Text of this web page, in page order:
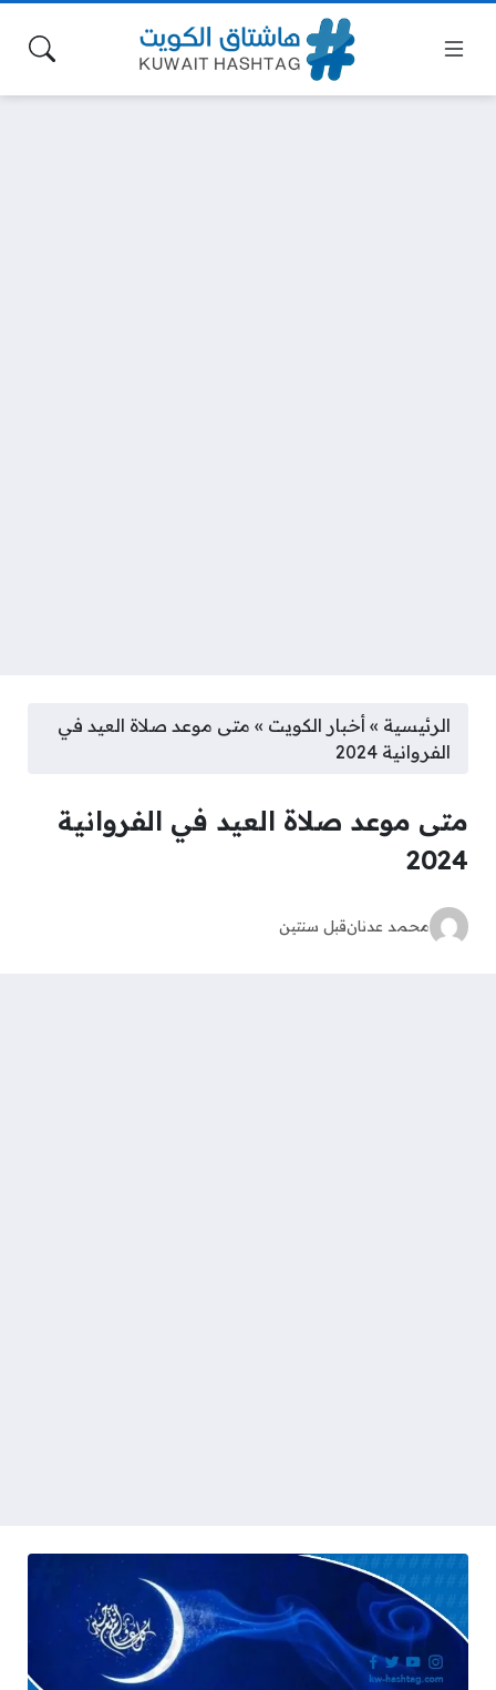
الرئيسية » أخبار الكويت » متى موعد صلاة العيد في
الفروانية 2024
متى موعد صلاة العيد في الفروانية
2024
محمد عدنانقبل سنتين